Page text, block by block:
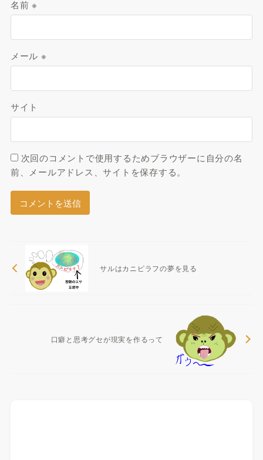
名前※
メール ※
サイト
次回のコメントで使用するためブラウザーに自分の名
前、メールアドレス、サイトを保存する。
サルはカニピラフの夢を見る
口癖と思考グセが現実を作るって